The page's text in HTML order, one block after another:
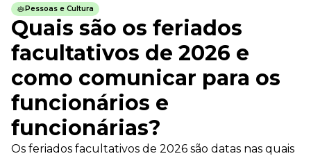
Todas as categorias
Confira nossos conteúdos
Empreendedorismo
Impulsione o seu negócio
Legislação
Fique por dentro da lei
Pessoas e Cultura
Educação Financeira
Saiba como gerenciar o seu dinheiro
Pessoas e Cultura
Quais são os feriados
facultativos de 2026 e
como comunicar para os
funcionários e
funcionárias?
Os feriados facultativos de 2026 são datas nas quais